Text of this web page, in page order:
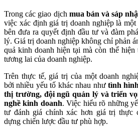
Trong các giao dịch mua bán và sáp
việc xác định giá trị doanh nghiệp là
bên đưa ra quyết định đầu tư và đàm
lý. Giá trị doanh nghiệp không chỉ phản
quả kinh doanh hiện tại mà còn thể
tương lai của doanh nghiệp.
Trên thực tế, giá trị của một doanh
bởi nhiều yếu tố khác nhau như tình
thị trường, đội ngũ quản lý và triển
nghề kinh doanh. Việc hiểu rõ những
tư đánh giá chính xác hơn giá trị thực
dựng chiến lược đầu tư phù hợp.